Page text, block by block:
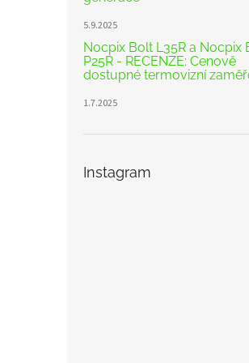
5.9.2025
Nocpix Bolt L35R a Nocpix
P25R - RECENZE: Cenově
dostupné termovizní
1.7.2025
Instagram